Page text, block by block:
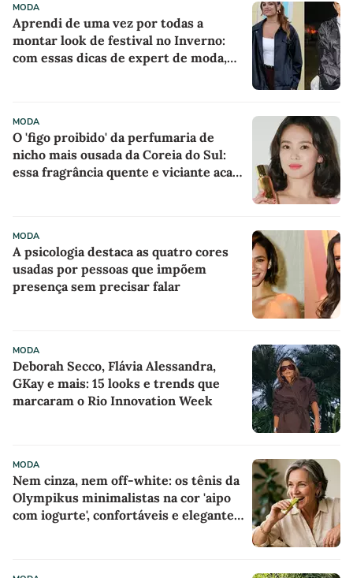
MODA
Aprendi de uma vez por todas a
montar look de festival no Inverno:
com essas dicas de expert de moda,
MODA
O 'figo proibido' da perfumaria de
nicho mais ousada da Coreia do Sul:
essa fragrância quente e viciante acaba
MODA
A psicologia destaca as quatro cores
usadas por pessoas que impõem
presença sem precisar falar
MODA
Deborah Secco, Flávia Alessandra,
GKay e mais: 15 looks e trends que
marcaram o Rio Innovation Week
MODA
Nem cinza, nem off-white: os tênis da
Olympikus minimalistas na cor 'aipo
com iogurte', confortáveis e elegantes